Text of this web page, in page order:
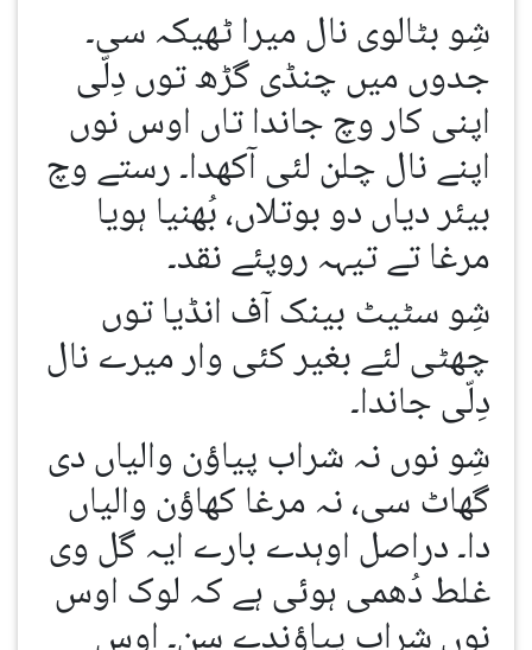
شِو بٹالوی نال میرا ٹھیکہ سی۔
جدوں میں چنڈی گڑھ توں دِلّی
اپنی کار وچ جاندا تاں اوس نوں
اپنے نال چلن لئی آکھدا۔ رستے وچ
بیئر دیاں دو بوتلاں، بُھنیا ہویا
مرغا تے تیہہ روپئے نقد۔
شِو سٹیٹ بینک آف انڈیا توں
چھٹی لئے بغیر کئی وار میرے نال
دِلّی جاندا۔
شِو نوں نہ شراب پیاؤن والیاں دی
گھاٹ سی، نہ مرغا کھاؤن والیاں
دا۔ دراصل اوہدے بارے ایہ گل وی
غلط دُھمی ہوئی ہے کہ لوک اوس